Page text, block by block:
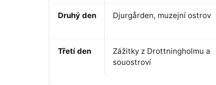
Druhý den Djurgården, muzejní ostrov
Třetí den
Zážitky z Drottningholmu a
souostroví